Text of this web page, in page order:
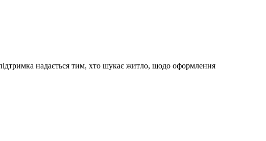
надається тим, хто шукає житло, щодо оформлення